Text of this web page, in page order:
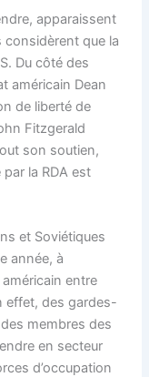
apparaissent
considèrent que la
Du côté des
américain Dean
de liberté de
Fitzgerald
son soutien,
la RDA est
et Soviétiques
année, à
entre
effet, des gardes-
membres des
en secteur
d’occupation